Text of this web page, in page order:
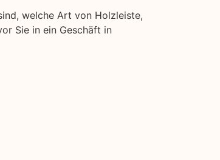
welche Art von Holzleiste,
Sie in ein Geschäft in